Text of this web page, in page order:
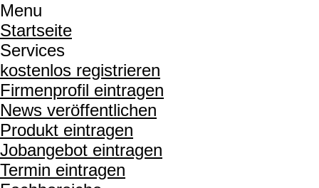
Menu
Startseite
Services
kostenlos registrieren
Firmenprofil eintragen
News veröffentlichen
Produkt eintragen
Jobangebot eintragen
Termin eintragen